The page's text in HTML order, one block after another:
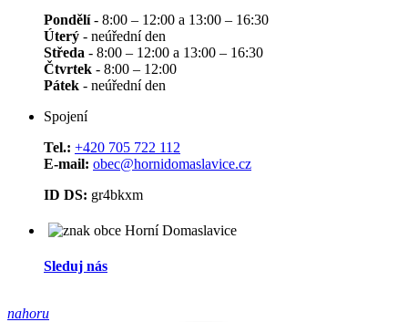
Pondělí- 8:00 – 12:00 a 13:00 – 16:30
Úterý - neúřední den
Středa - 8:00 – 12:00 a 13:00 – 16:30
Čtvrtek - 8:00 – 12:00
Pátek - neúřední den
Spojení
Tel.: +420 705 722 112
E-mail: obec@hornidomaslavice.cz
ID DS: gr4bkxm
Sleduj nás
nahoru